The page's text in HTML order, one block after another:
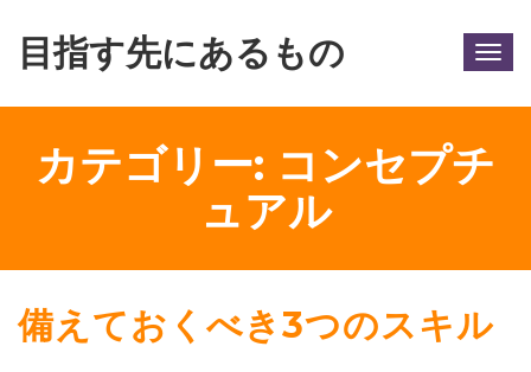
目指す先にあるもの
カテゴリー: コンセプチ
ュアル
備えておくべき3つのスキル